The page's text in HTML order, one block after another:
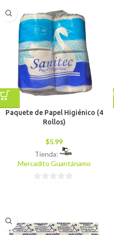
5
Paquete de Papel Higiénico (4
Rollos)
$5.99
Tienda:
Mercadito Guantánamo